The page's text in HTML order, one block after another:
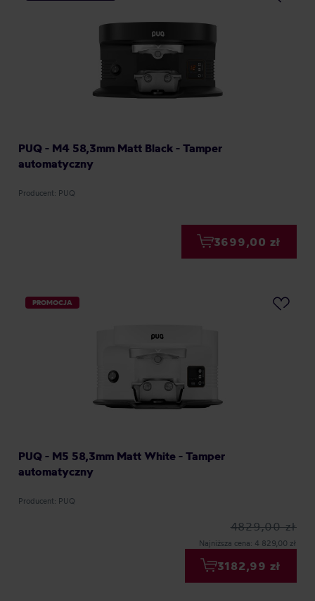
PUQ - M4 58,3mm Matt Black - Tamper
automatyczny
Producent: PUQ
3699,00 zł
PROMOCJA
PUQ - M5 58,3mm Matt White - Tamper
automatyczny
Producent: PUQ
4829,00 zł
Najniższa cena: 4 829,00 zł
3182,99 zł